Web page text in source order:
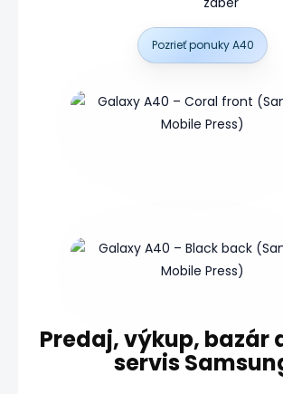
Pozrieť ponuky A40
Predaj, výkup, bazár
servis